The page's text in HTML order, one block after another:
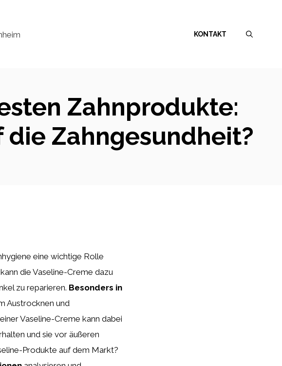
KONTAKT
Zahnprodukte:
Zahngesundheit?
eine wichtige Rolle
die Vaseline-Creme dazu
zu reparieren. Besonders in
Austrocknen und
Vaseline-Creme kann dabei
und sie vor äußeren
Produkte auf dem Markt?